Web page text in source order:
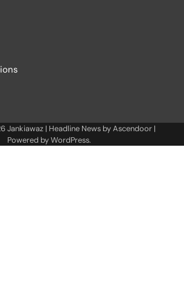
Jankiawaz | Headline News byAscendoor |
Powered byWordPress.